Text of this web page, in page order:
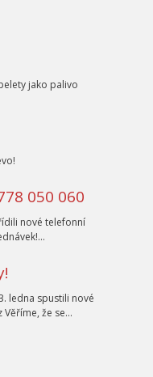
jako palivo
050 060
nové telefonní
ledna spustili nové
Věříme, že se…